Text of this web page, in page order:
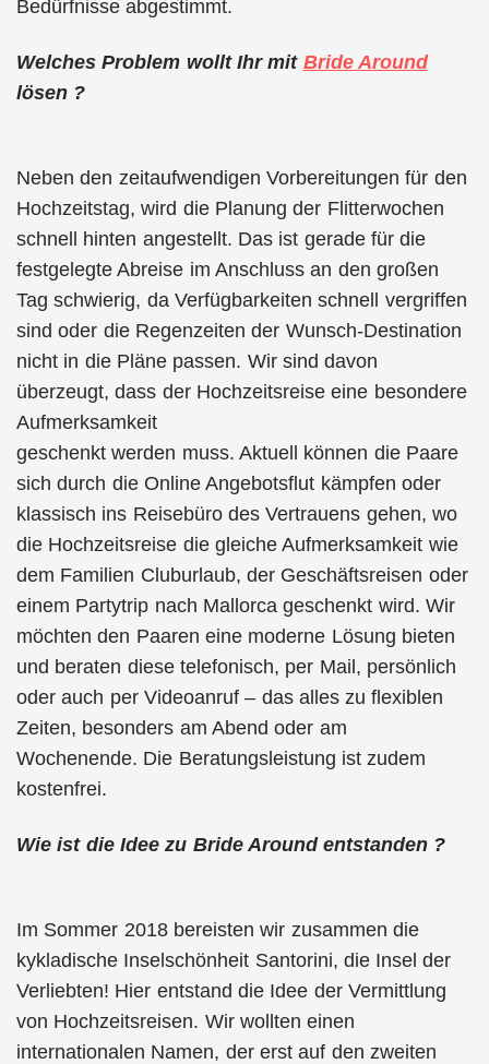
Bedürfnisse abgestimmt.
Welches Problem wollt Ihr mit Bride Around
lösen ?
Neben den zeitaufwendigen Vorbereitungen für den
Hochzeitstag, wird die Planung der Flitterwochen
schnell hinten angestellt. Das ist gerade für die
festgelegte Abreise im Anschluss an den großen
Tag schwierig, da Verfügbarkeiten schnell vergriffen
sind oder die Regenzeiten der Wunsch-Destination
nicht in die Pläne passen. Wir sind davon
überzeugt, dass der Hochzeitsreise eine besondere
Aufmerksamkeit
geschenkt werden muss. Aktuell können die Paare
sich durch die Online Angebotsflut kämpfen oder
klassisch ins Reisebüro des Vertrauens gehen, wo
die Hochzeitsreise die gleiche Aufmerksamkeit wie
dem Familien Cluburlaub, der Geschäftsreisen oder
einem Partytrip nach Mallorca geschenkt wird. Wir
möchten den Paaren eine moderne Lösung bieten
und beraten diese telefonisch, per Mail, persönlich
oder auch per Videoanruf – das alles zu flexiblen
Zeiten, besonders am Abend oder am
Wochenende. Die Beratungsleistung ist zudem
kostenfrei.
Wie ist die Idee zu Bride Around entstanden ?
Im Sommer 2018 bereisten wir zusammen die
kykladische Inselschönheit Santorini, die Insel der
Verliebten! Hier entstand die Idee der Vermittlung
von Hochzeitsreisen. Wir wollten einen
internationalen Namen, der erst auf den zweiten